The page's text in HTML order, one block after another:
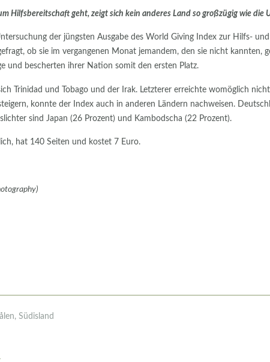
Hilfsbereitschaft geht, zeigt sich kein anderes Land so großzügig wie die
der jüngsten Ausgabe des World Giving Index zur Hilfs-
ob sie im vergangenen Monat jemandem, den sie nicht kannten,
und bescherten ihrer Nation somit den ersten Platz.
Trinidad und Tobago und der Irak. Letzterer erreichte womöglich
konnte der Index auch in anderen Ländern nachweisen.
sind Japan (26 Prozent) und Kambodscha (22 Prozent).
hat 140 Seiten und kostet 7 Euro.
Südisland